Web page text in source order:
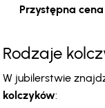
Przystępna cena
Rodzaje
W jubilerstwie
kolczyków: